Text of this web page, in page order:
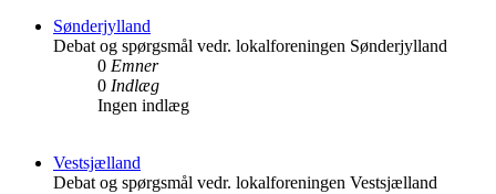
Sønderjylland
Debat og spørgsmål vedr. lokalforeningen Sønderjylland
0 Emner
0 Indlæg
Ingen indlæg
Vestsjælland
Debat og spørgsmål vedr. lokalforeningen Vestsjælland